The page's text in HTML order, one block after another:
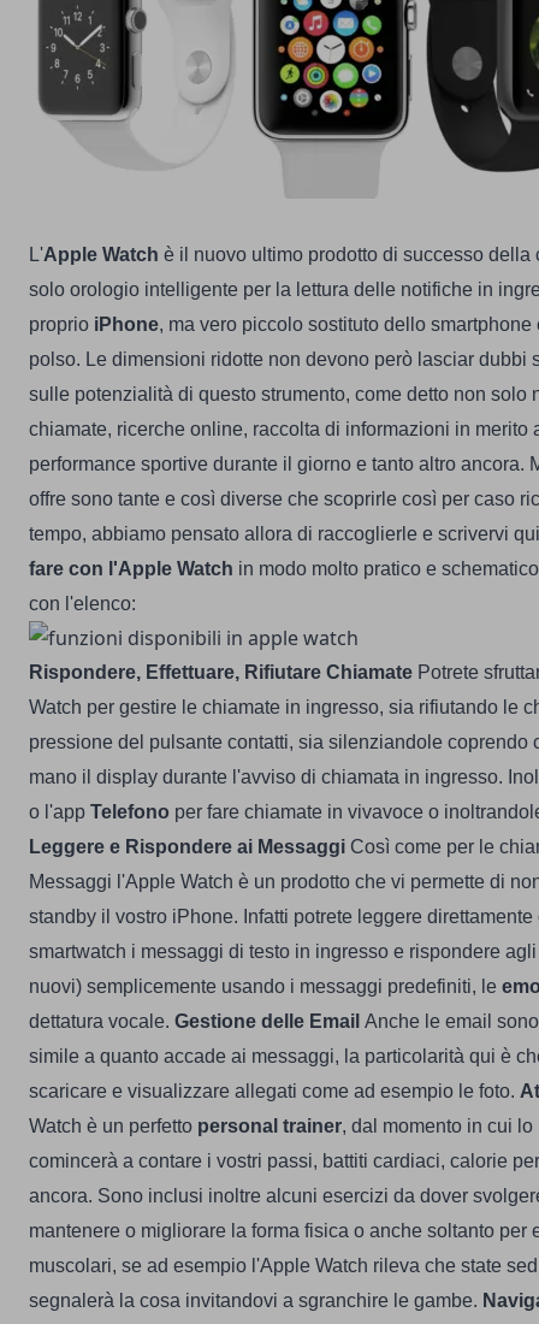
L'Apple Watch è il nuovo ultimo prodotto di successo della
solo orologio intelligente per la lettura delle notifiche in
proprio iPhone, ma vero piccolo sostituto dello
polso. Le dimensioni ridotte non devono però lasciar dubbi
sulle potenzialità di questo strumento, come detto non solo
chiamate, ricerche online, raccolta di informazioni in merito
performance sportive durante il giorno e tanto altro ancora.
offre sono tante e così diverse che scoprirle così per caso
tempo, abbiamo pensato allora di raccoglierle e scrivervi
fare con l'Apple Watch in modo molto pratico e
con l'elenco:
Rispondere, Effettuare, Rifiutare Chiamate Potrete
Watch per gestire le chiamate in ingresso, sia rifiutando le
pressione del pulsante contatti, sia silenziandole coprendo
mano il display durante l'avviso di chiamata in ingresso.
o l'app Telefono per fare chiamate in vivavoce o
Leggere e Rispondere ai Messaggi Così come per le
Messaggi l'Apple Watch è un prodotto che vi permette di
standby il vostro iPhone. Infatti potrete leggere
smartwatch i messaggi di testo in ingresso e rispondere
nuovi) semplicemente usando i messaggi predefiniti, le
dettatura vocale. Gestione delle Email Anche le email
simile a quanto accade ai messaggi, la particolarità qui è
scaricare e visualizzare allegati come ad esempio le foto.
Watch è un perfetto personal trainer, dal momento in cui
comincerà a contare i vostri passi, battiti cardiaci, calorie
ancora. Sono inclusi inoltre alcuni esercizi da dover
mantenere o migliorare la forma fisica o anche soltanto per
muscolari, se ad esempio l'Apple Watch rileva che state
segnalerà la cosa invitandovi a sgranchire le gambe.